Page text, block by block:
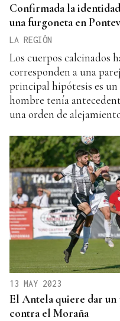
Confirmada la
una furgoneta en
LA REGIÓN
Los cuerpos calcinados
corresponden a una
principal hipótesis es un
hombre tenía
una orden de
13 MAY 2023
El Antela quiere dar un
contra el Moraña